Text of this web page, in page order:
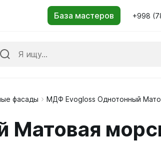
+998
фасады МДФ Evogloss Однотонный